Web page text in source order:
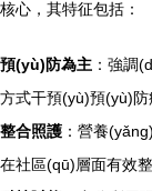
核心，其特征包括：
預(yù)防為主 ：強調
方式干預(yù)預(yù)防
整合照護 ：營養
在社區(qū)層面有效整